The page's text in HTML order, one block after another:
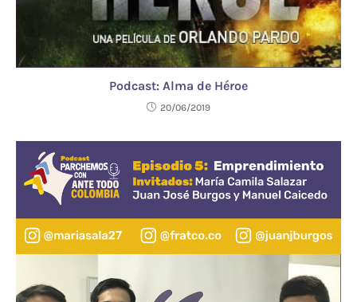
Podcast: Alma de Héroe
20/06/2019